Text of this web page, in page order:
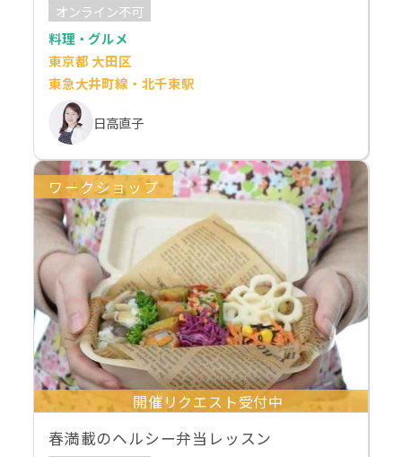
オンライン不可
料理・グルメ
東京都 大田区
東急大井町線・北千束駅
日高直子
ワークショップ
開催リクエスト受付中
春満載のヘルシー弁当レッスン